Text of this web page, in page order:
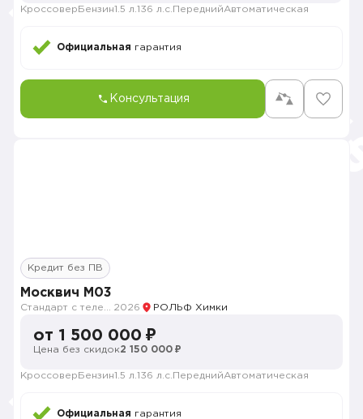
Кроссовер Бензин1.5 л. 136 л.с. ПереднийАвтоматическая
Официальная гарантия
Консультация
Кредит без ПВ
Москвич M03
2026 РОЛЬФ Химки
от 1 500 000 ₽
Цена без скидок2 150 000 ₽
Кроссовер Бензин1.5 л. 136 л.с. ПереднийАвтоматическая
Официальная гарантия